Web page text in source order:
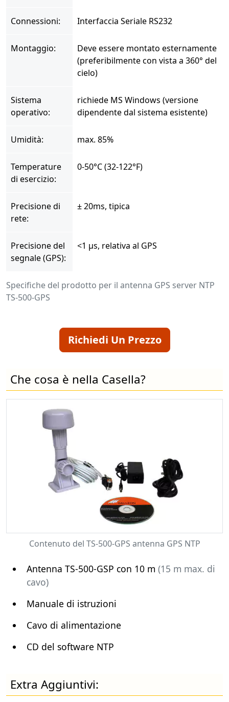
Specifiche del prodotto per il antenna GPS server NTP
TS-500-GPS
Connessioni: Interfaccia Seriale RS232
Montaggio:
Deve essere montato esternamente
(preferibilmente con vista a 360° del
cielo)
Sistema
operativo:
richiede MS Windows (versione
dipendente dal sistema esistente)
Umidità: max. 85%
Temperature
di esercizio:
0-50°C (32-122°F)
Precisione di
rete:
± 20ms, tipica
Precisione del
segnale (GPS):
<1 µs, relativa al GPS
Richiedi Un Prezzo
Che cosa è nella Casella?
Contenuto del TS-500-GPS antenna GPS NTP
Antenna TS-500-GSP con 10 m (15 m max. di
cavo)
Manuale di istruzioni
Cavo di alimentazione
CD del software NTP
Extra Aggiuntivi: